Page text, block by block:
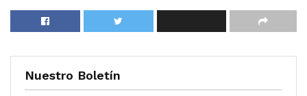
Nuestro Boletín